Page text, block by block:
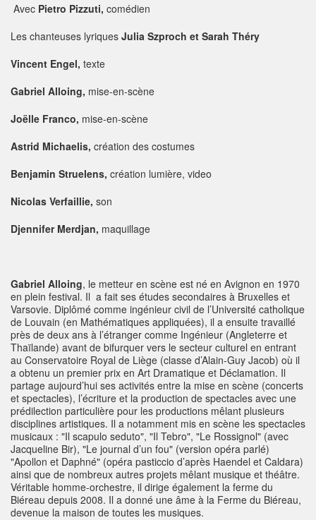
Avec Pietro Pizzuti, comédien
Les chanteuses lyriques Julia Szproch et Sarah Théry
Vincent Engel, texte
Gabriel Alloing, mise-en-scène
Joëlle Franco, mise-en-scène
Astrid Michaelis, création des costumes
Benjamin Struelens, création lumière, video
Nicolas Verfaillie, son
Djennifer Merdjan, maquillage
Gabriel Alloing, le metteur en scène est né en Avignon en 1970
en plein festival. Il a fait ses études secondaires à Bruxelles et
Varsovie. Diplômé comme ingénieur civil de l’Université catholique
de Louvain (en Mathématiques appliquées), il a ensuite travaillé
près de deux ans à l’étranger comme Ingénieur (Angleterre et
Thaïlande) avant de bifurquer vers le secteur culturel en entrant
au Conservatoire Royal de Liège (classe d’Alain-Guy Jacob) où il
a obtenu un premier prix en Art Dramatique et Déclamation. Il
partage aujourd’hui ses activités entre la mise en scène (concerts
et spectacles), l’écriture et la production de spectacles avec une
prédilection particulière pour les productions mêlant plusieurs
disciplines artistiques. Il a notamment mis en scène les spectacles
musicaux : "Il scapulo seduto", "Il Tebro", "Le Rossignol" (avec
Jacqueline Bir), "Le journal d’un fou" (version opéra parlé)
"Apollon et Daphné" (opéra pasticcio d’après Haendel et Caldara)
ainsi que de nombreux autres projets mêlant musique et théâtre.
Véritable homme-orchestre, il dirige également la ferme du
Biéreau depuis 2008. Il a donné une âme à la Ferme du Biéreau,
devenue la maison de toutes les musiques.